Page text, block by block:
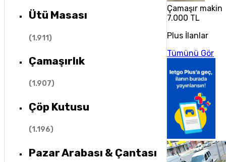
Ütü Masası
(1.911)
Çamaşırlık
(1.907)
Çöp Kutusu
(1.196)
Pazar Arabası & Çantası
Çamaşır
7.000 TL
Plus İlanlar
Tümünü Gör